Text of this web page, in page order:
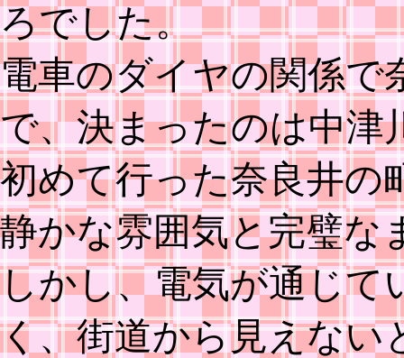
ろでした。
電車のダイヤの関係で
で、決まったのは中津
初めて行った奈良井の
静かな雰囲気と完璧な
しかし、電気が通じて
く、街道から見えない